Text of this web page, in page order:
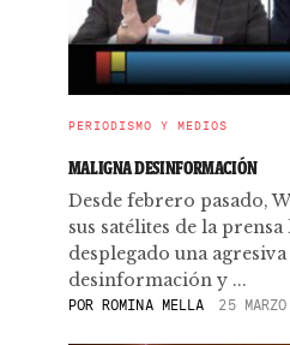
PERIODISMO Y MEDIOS
MALIGNA DESINFORMACIÓN
Desde febrero pasado,
sus satélites de la
desplegado una
desinformación y ...
POR ROMINA MELLA 25